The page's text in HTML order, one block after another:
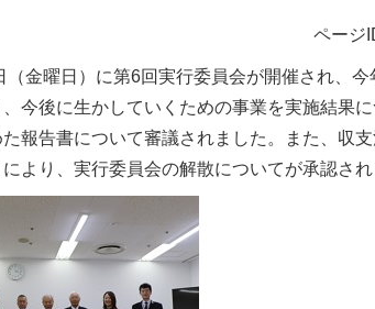
ページ
（金曜日）に第6回実行委員会が開催され、
今後に生かしていくための事業を実施結果
報告書について審議されました。また、収
より、実行委員会の解散についてが承認され